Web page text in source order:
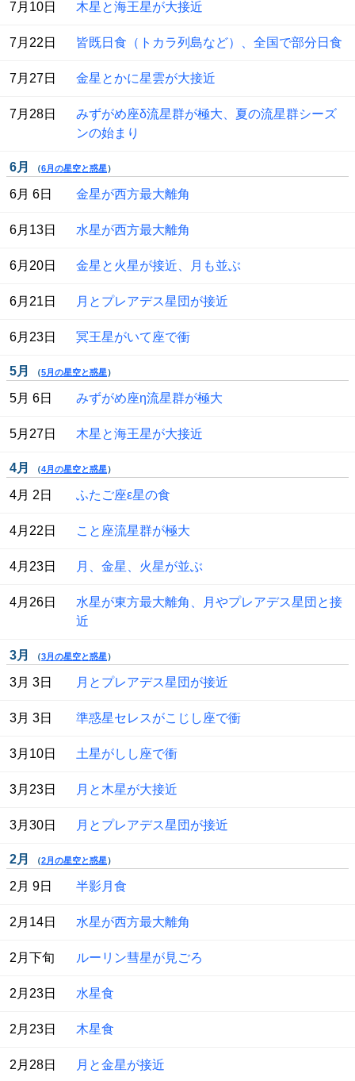
7月10日 木星と海王星が大接近
7月22日 皆既日食（トカラ列島など）、全国で部分日食
7月27日 金星とかに星雲が大接近
7月28日
みずがめ座δ流星群が極大、夏の流星群シーズ
ンの始まり
6月 （6月の星空と惑星）
6月 6日 金星が西方最大離角
6月13日 水星が西方最大離角
6月20日 金星と火星が接近、月も並ぶ
6月21日 月とプレアデス星団が接近
6月23日 冥王星がいて座で衝
5月 （5月の星空と惑星）
5月 6日 みずがめ座η流星群が極大
5月27日 木星と海王星が大接近
4月 （4月の星空と惑星）
4月 2日 ふたご座ε星の食
4月22日 こと座流星群が極大
4月23日 月、金星、火星が並ぶ
4月26日
水星が東方最大離角、月やプレアデス星団と接
近
3月 （3月の星空と惑星）
3月 3日 月とプレアデス星団が接近
3月 3日 準惑星セレスがこじし座で衝
3月10日 土星がしし座で衝
3月23日 月と木星が大接近
3月30日 月とプレアデス星団が接近
2月 （2月の星空と惑星）
2月 9日 半影月食
2月14日 水星が西方最大離角
2月下旬 ルーリン彗星が見ごろ
2月23日 水星食
2月23日 木星食
2月28日 月と金星が接近